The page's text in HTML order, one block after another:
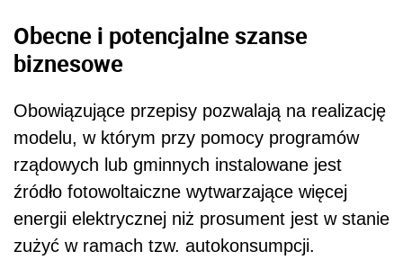
Obecne i potencjalne szanse
biznesowe
Obowiązujące przepisy pozwalają na realizację
modelu, w którym przy pomocy programów
rządowych lub gminnych instalowane jest
źródło fotowoltaiczne wytwarzające więcej
energii elektrycznej niż prosument jest w stanie
zużyć w ramach tzw. autokonsumpcji.